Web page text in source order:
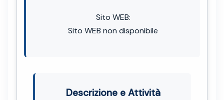
Sito WEB:
Sito WEB non disponibile
Descrizione e Attività